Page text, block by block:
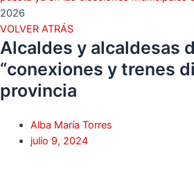
2026
VOLVER ATRÁS
Alcaldes y alcaldesas
“conexiones y trenes
provincia
Alba María Torres
julio 9, 2024